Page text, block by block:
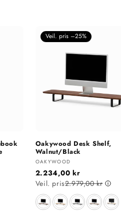
Veil. pris –25%
Oakywood Desk Shelf,
Walnut/Black
Selger:
OAKYWOOD
2.234,00 kr
Veil. pris2.979,00 kr
Farge